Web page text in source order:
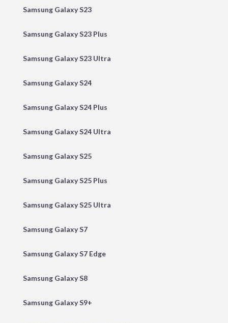
Samsung Galaxy S23
Samsung Galaxy S23 Plus
Samsung Galaxy S23 Ultra
Samsung Galaxy S24
Samsung Galaxy S24 Plus
Samsung Galaxy S24 Ultra
Samsung Galaxy S25
Samsung Galaxy S25 Plus
Samsung Galaxy S25 Ultra
Samsung Galaxy S7
Samsung Galaxy S7 Edge
Samsung Galaxy S8
Samsung Galaxy S9+